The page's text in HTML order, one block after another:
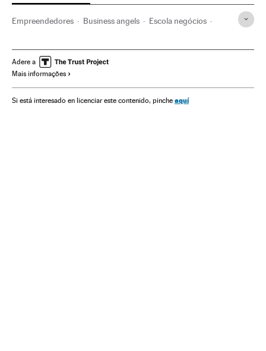
Empreendedores Business angels Escola negócios
Centros educativos Fundos investimento
Mercados financeiros
Finanças Sociedade Empreendedorismo
Adere a
Mais informações
Si está interesado en licenciar este contenido, pinche aquí